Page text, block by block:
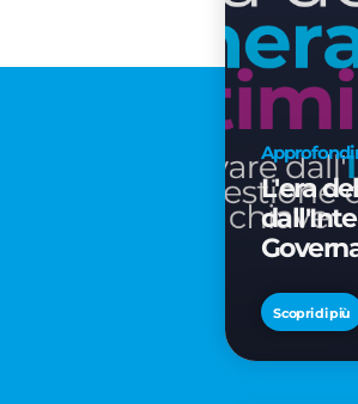
L'era
Scopri di più